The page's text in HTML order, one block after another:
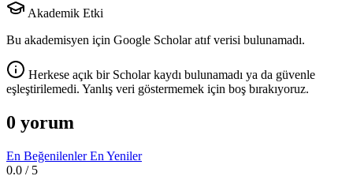
Akademik Etki
Bu akademisyen için Google Scholar atıf verisi bulunamadı.
Herkese açık bir Scholar kaydı bulunamadı ya da güvenle
eşleştirilemedi. Yanlış veri göstermemek için boş bırakıyoruz.
0 yorum
En BeğenilenlerEn Yeniler
0.0 / 5